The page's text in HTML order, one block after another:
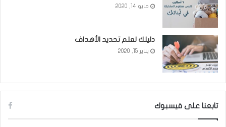
مايو 14, 2020
دليلك لعلم تحديد الأهداف
يناير 15, 2020
تابعنا على فيسبوك